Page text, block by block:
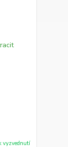
vyzvednutí